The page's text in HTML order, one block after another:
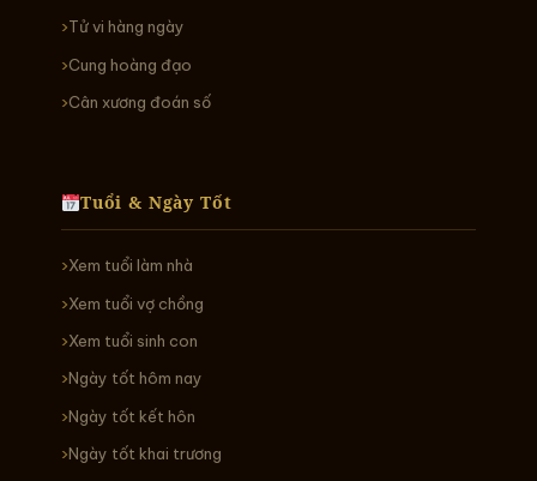
Tử vi hàng ngày
Cung hoàng đạo
Cân xương đoán số
Tuổi & Ngày Tốt
Xem tuổi làm nhà
Xem tuổi vợ chồng
Xem tuổi sinh con
Ngày tốt hôm nay
Ngày tốt kết hôn
Ngày tốt khai trương